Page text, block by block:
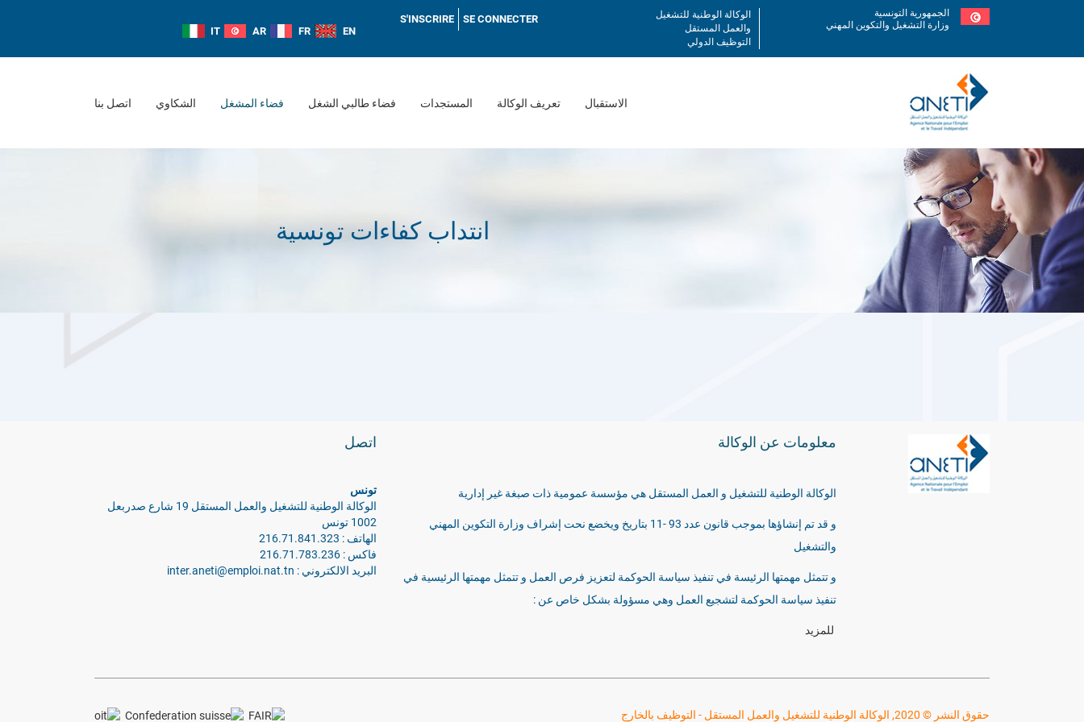
content
الجمهورية التونسية
وزارة التشغيل والتكوين المهني
الوكالة الوطنية للتشغيل
والعمل المستقل
التوظيف الدولي
Menu
utilisateur
SE CONNECTER
S'INSCRIRE
EN
FR
AR
IT
الاستقبال تعريف الوكالة المستجدات فضاء طالبي الشغل فضاء المشغل الشكاوي اتصل بنا
انتداب كفاءات تونسية
معلومات عن الوكالة
الوكالة الوطنية للتشغيل و العمل المستقل هي مؤسسة عمومية ذات صبغة غير إدارية
و قد تم إنشاؤها بموجب قانون عدد 93 -11 بتاريخ ويخضع نحت إشراف وزارة التكوين المهني
والتشغيل
و تتمثل مهمتها الرئيسة في تنفيذ سياسة الحوكمة لتعزيز فرص العمل و تتمثل مهمتها الرئيسية في
تنفيذ سياسة الحوكمة لتشجيع العمل وهي مسؤولة بشكل خاص عن :
للمزيد
اتصل
تونس
الوكالة الوطنية للتشغيل والعمل المستقل 19 شارع صدربعل
1002 تونس
الهاتف : 216.71.841.323
فاكس : 216.71.783.236
البريد الالكتروني : inter.aneti@emploi.nat.tn
حقوق النشر © 2020, الوكالة الوطنية للتشغيل والعمل المستقل - التوظيف بالخارج